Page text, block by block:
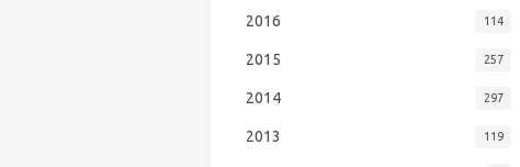
2016 114
2015 257
2014 297
2013 119